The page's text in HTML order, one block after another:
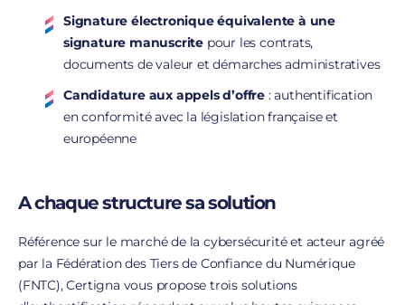
Signature électronique équivalente à une
signature manuscrite pour les contrats,
documents de valeur et démarches administratives
Candidature aux appels d’offre : authentification
en conformité avec la législation française et
européenne
A chaque structure sa solution
Référence sur le marché de la cybersécurité et acteur agréé
par la Fédération des Tiers de Confiance du Numérique
(FNTC), Certigna vous propose trois solutions